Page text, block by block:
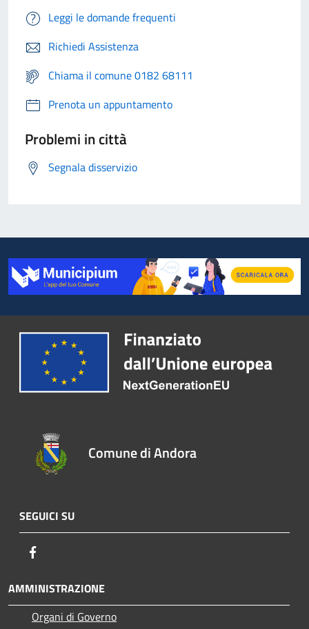
Leggi le domande frequenti
Richiedi Assistenza
Chiama il comune 0182 68111
Prenota un appuntamento
Problemi in città
Segnala disservizio
Comune di Andora
SEGUICI SU
AMMINISTRAZIONE
Organi di Governo